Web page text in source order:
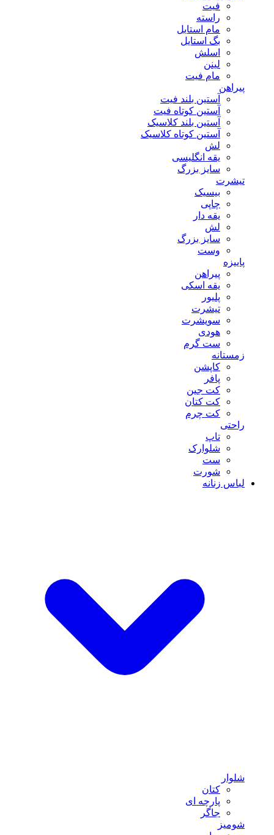
فیت
راسته
مام استایل
بگ استایل
اسلش
لینن
مام فیت
پیراهن
آستین بلند فیت
آستین کوتاه فیت
آستین بلند کلاسیک
آستین کوتاه کلاسیک
لش
یقه انگلیسی
سایز بزرگ
تیشرت
بیسیک
چاپی
یقه دار
لش
سایز بزرگ
وست
پاییزه
پیراهن
یقه اسکی
پلیور
تیشرت
سویشرت
هودی
ست گرم
زمستانه
کاپشن
پافر
کت جین
کت کتان
کت چرم
راحتی
تاپ
شلوارک
ست
شورت
لباس زنانه
شلوار
کتان
پارچه ای
جاگر
شومیز